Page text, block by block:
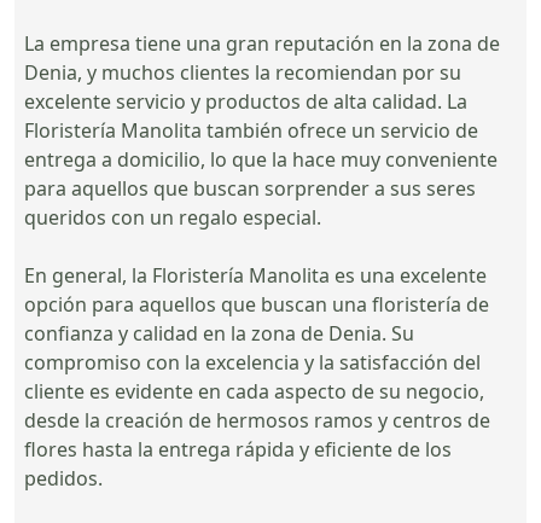
La empresa tiene una gran reputación en la zona de
Denia, y muchos clientes la recomiendan por su
excelente servicio y productos de alta calidad. La
Floristería Manolita también ofrece un servicio de
entrega a domicilio, lo que la hace muy conveniente
para aquellos que buscan sorprender a sus seres
queridos con un regalo especial.
En general, la Floristería Manolita es una excelente
opción para aquellos que buscan una floristería de
confianza y calidad en la zona de Denia. Su
compromiso con la excelencia y la satisfacción del
cliente es evidente en cada aspecto de su negocio,
desde la creación de hermosos ramos y centros de
flores hasta la entrega rápida y eficiente de los
pedidos.